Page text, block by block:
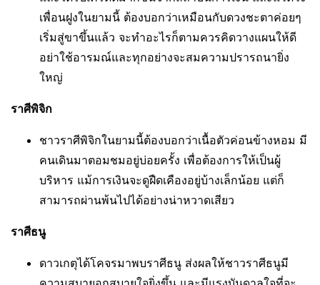
เพื่อนฝูงในยามนี้ ต้องบอกว่าเหมือนกับดวงชะตาค่อยๆ
เริ่มสู่ขาขึ้นแล้ว จะทำอะไรก็ตามควรคิดวางแผนให้ดี
อย่าใช้อารมณ์และทุกอย่างจะสมความปรารถนายิ่ง
ใหญ่
ราศีพิจิก
ชาวราศีพิจิกในยามนี้ต้องบอกว่าเนื้อตัวค่อนข้างหอม มี
คนเดินมาตอมชมอยู่บ่อยครั้ง เพื่อต้องการให้เป็นผู้
บริหาร แม้การเงินจะดูฝืดเคืองอยู่บ้างเล็กน้อย แต่ก็
สามารถผ่านพ้นไปได้อย่างน่าหวาดเสียว​
ราศีธนู
ดาวเกตุได้โคจรมาพบราศีธนู ส่งผลให้ชาวราศีธนูมี